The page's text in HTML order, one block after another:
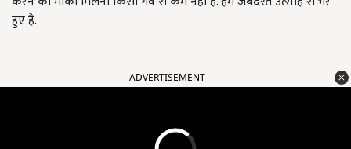
हुए हैं.
ADVERTISEMENT